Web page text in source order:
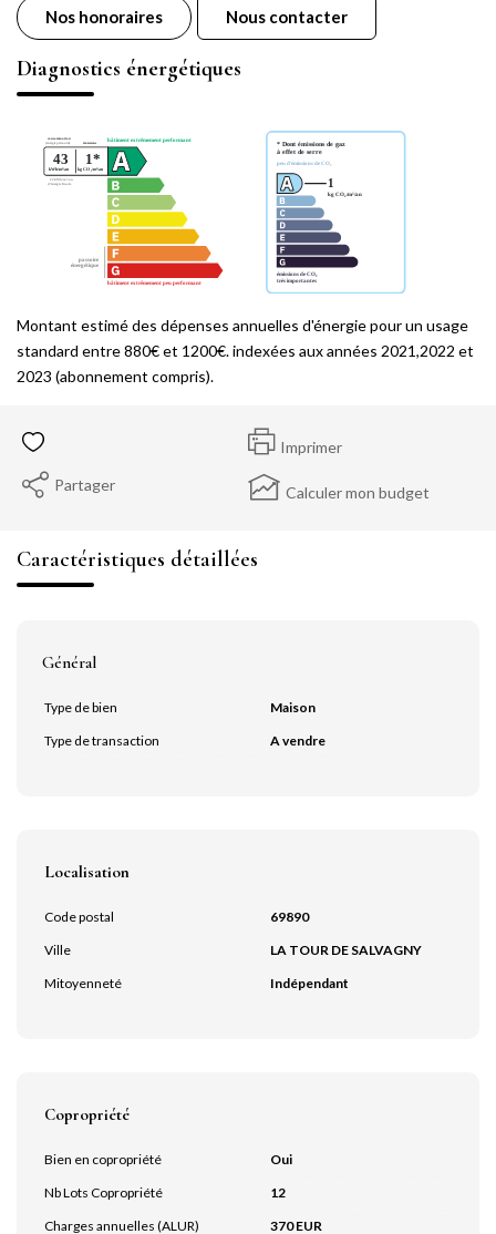
Nos honoraires Nous contacter
Diagnostics énergétiques
Montant estimé des dépenses annuelles d'énergie pour un usage
standard entre 880€ et 1200€. indexées aux années 2021,2022 et
2023 (abonnement compris).
Imprimer
Partager
Calculer mon budget
Caractéristiques détaillées
Général
Type de bien
Maison
Type de transaction
A vendre
Localisation
Code postal
69890
Ville
LA TOUR DE SALVAGNY
Mitoyenneté
Indépendant
Copropriété
Bien en copropriété
Oui
Nb Lots Copropriété
12
Charges annuelles (ALUR)
370 EUR